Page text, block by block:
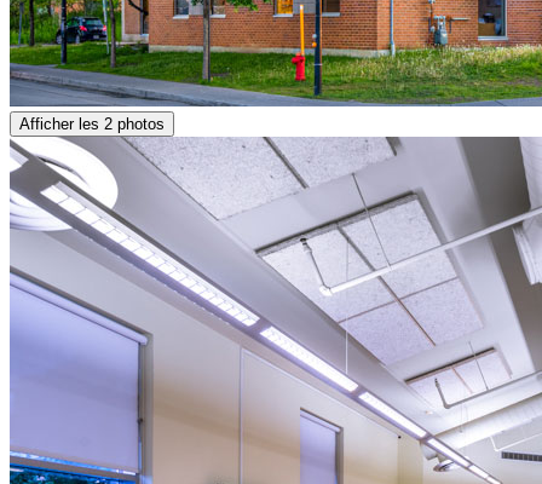
Afficher les 2 photos